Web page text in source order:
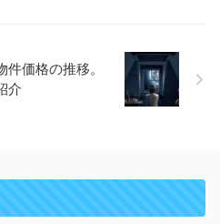
価格の推移。
介